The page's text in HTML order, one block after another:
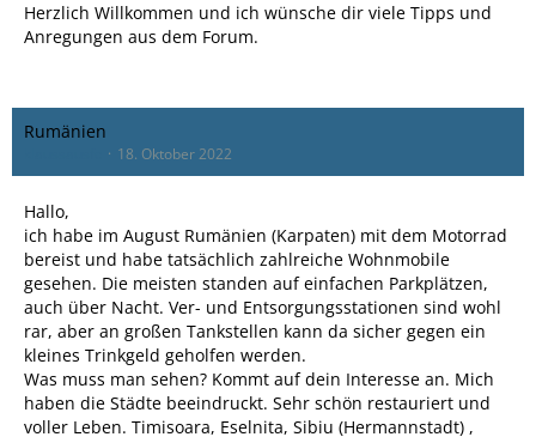
Herzlich Willkommen und ich wünsche dir viele Tipps und
Anregungen aus dem Forum.
Rumänien
18. Oktober 2022
Hallo,
ich habe im August Rumänien (Karpaten) mit dem Motorrad
bereist und habe tatsächlich zahlreiche Wohnmobile
gesehen. Die meisten standen auf einfachen Parkplätzen,
auch über Nacht. Ver- und Entsorgungsstationen sind wohl
rar, aber an großen Tankstellen kann da sicher gegen ein
kleines Trinkgeld geholfen werden.
Was muss man sehen? Kommt auf dein Interesse an. Mich
haben die Städte beeindruckt. Sehr schön restauriert und
voller Leben. Timisoara, Eselnita, Sibiu (Hermannstadt) ,